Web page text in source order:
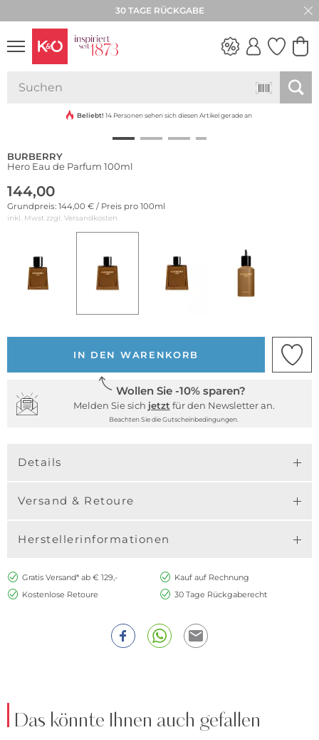
30 TAGE RÜCKGABE
VIBES
Beliebt! 14 Personen sehen sich diesen Artikel gerade an
BURBERRY
Hero Eau de Parfum 100ml
144,00
Grundpreis: 144,00 € / Preis pro 100ml
inkl. Mwst zzgl. Versandkosten
IN DEN WARENKORB
Wollen Sie -10% sparen?
Melden Sie sich jetzt für den Newsletter an.
Beachten Sie die Gutscheinbedingungen.
Details
Versand & Retoure
Herstellerinformationen
Gratis Versand* ab € 129,-
Kauf auf Rechnung
Kostenlose Retoure
30 Tage Rückgaberecht
Das könnte Ihnen auch gefallen